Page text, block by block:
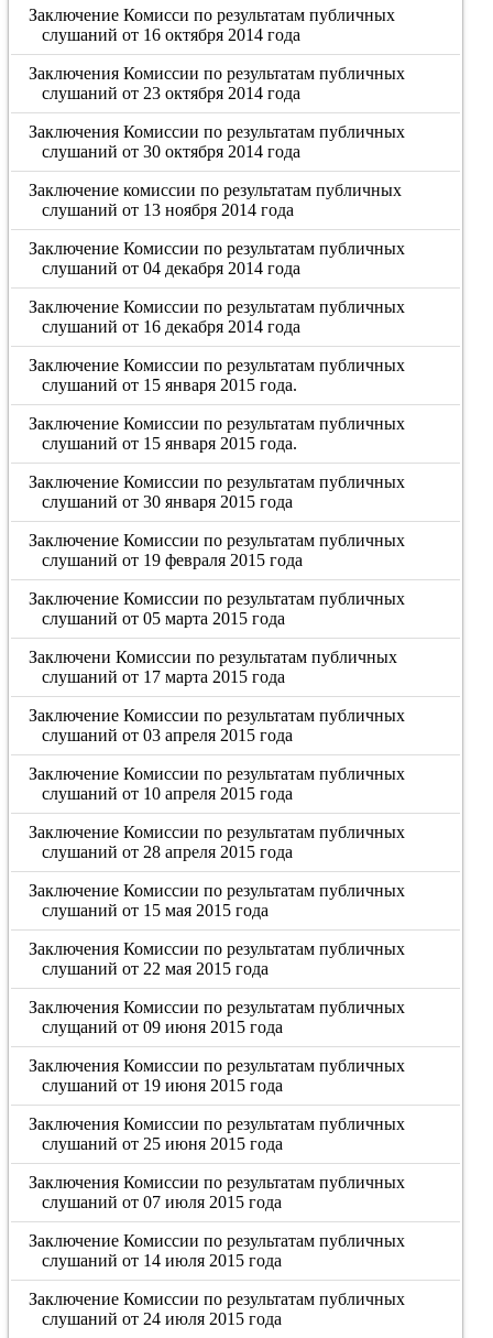
Заключение Комисси по результатам публичных
слушаний от 16 октября 2014 года
Заключения Комиссии по результатам публичных
слушаний от 23 октября 2014 года
Заключения Комиссии по результатам публичных
слушаний от 30 октября 2014 года
Заключение комиссии по результатам публичных
слушаний от 13 ноября 2014 года
Заключение Комиссии по результатам публичных
слушаний от 04 декабря 2014 года
Заключение Комиссии по результатам публичных
слушаний от 16 декабря 2014 года
Заключение Комиссии по результатам публичных
слушаний от 15 января 2015 года.
Заключение Комиссии по результатам публичных
слушаний от 15 января 2015 года.
Заключение Комиссии по результатам публичных
слушаний от 30 января 2015 года
Заключение Комиссии по результатам публичных
слушаний от 19 февраля 2015 года
Заключение Комиссии по результатам публичных
слушаний от 05 марта 2015 года
Заключени Комиссии по результатам публичных
слушаний от 17 марта 2015 года
Заключение Комиссии по результатам публичных
слушаний от 03 апреля 2015 года
Заключение Комиссии по результатам публичных
слушаний от 10 апреля 2015 года
Заключение Комиссии по результатам публичных
слушаний от 28 апреля 2015 года
Заключение Комиссии по результатам публичных
слушаний от 15 мая 2015 года
Заключения Комиссии по результатам публичных
слушаний от 22 мая 2015 года
Заключения Комиссии по результатам публичных
слущаний от 09 июня 2015 года
Заключения Комиссии по результатам публичных
слушаний от 19 июня 2015 года
Заключения Комиссии по результатам публичных
слушаний от 25 июня 2015 года
Заключения Комиссии по результатам публичных
слушаний от 07 июля 2015 года
Заключение Комиссии по результатам публичных
слушаний от 14 июля 2015 года
Заключение Комиссии по результатам публичных
слушаний от 24 июля 2015 года